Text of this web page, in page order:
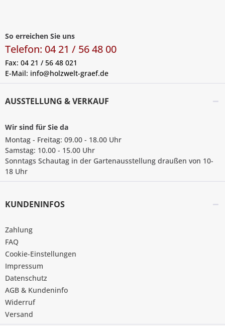
So erreichen Sie uns
Telefon: 04 21 / 56 48 00
Fax: 04 21 / 56 48 021
E-Mail: info@holzwelt-graef.de
AUSSTELLUNG & VERKAUF
Wir sind für Sie da
Montag - Freitag: 09.00 - 18.00 Uhr
Samstag: 10.00 - 15.00 Uhr
Sonntags Schautag in der Gartenausstellung draußen von 10-
18 Uhr
KUNDENINFOS
Zahlung
FAQ
Cookie-Einstellungen
Impressum
Datenschutz
AGB & Kundeninfo
Widerruf
Versand